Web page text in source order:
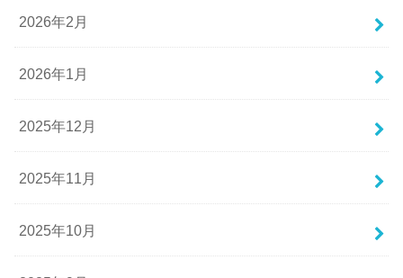
2026年2月
2026年1月
2025年12月
2025年11月
2025年10月